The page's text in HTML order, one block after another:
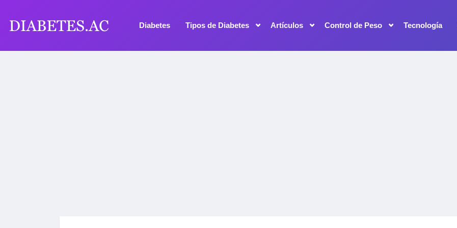
Diabetes Tipos de Diabetes Artículos Control de Peso Tecnología